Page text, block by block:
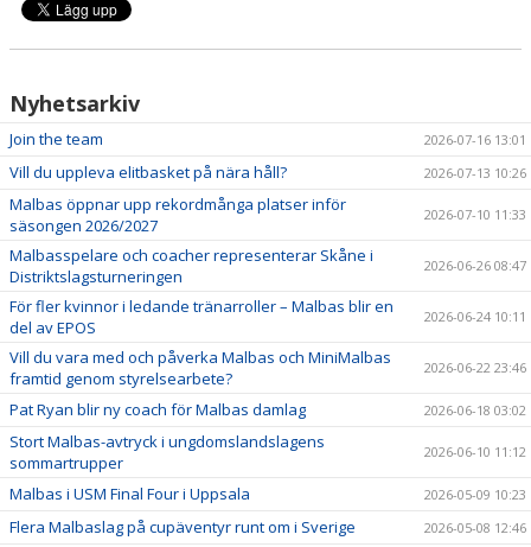
Nyhetsarkiv
Join the team 2026-07-16 13:01
Vill du uppleva elitbasket på nära håll? 2026-07-13 10:26
Malbas öppnar upp rekordmånga platser inför
säsongen 2026/2027
2026-07-10 11:33
Malbasspelare och coacher representerar Skåne i
Distriktslagsturneringen
2026-06-26 08:47
För fler kvinnor i ledande tränarroller – Malbas blir en
del av EPOS
2026-06-24 10:11
Vill du vara med och påverka Malbas och MiniMalbas
framtid genom styrelsearbete?
2026-06-22 23:46
Pat Ryan blir ny coach för Malbas damlag 2026-06-18 03:02
Stort Malbas-avtryck i ungdomslandslagens
sommartrupper
2026-06-10 11:12
Malbas i USM Final Four i Uppsala 2026-05-09 10:23
Flera Malbaslag på cupäventyr runt om i Sverige 2026-05-08 12:46